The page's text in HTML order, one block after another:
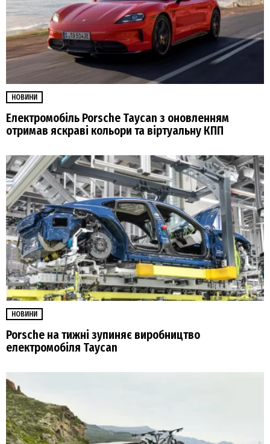
НОВИНИ
Електромобіль Porsche Taycan з оновленням
отримав яскраві кольори та віртуальну КПП
НОВИНИ
Porsche на тижні зупиняє виробництво
електромобіля Taycan